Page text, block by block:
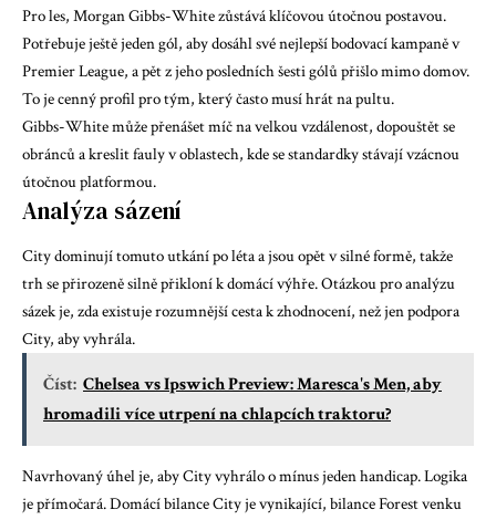
Pro les, Morgan Gibbs-Whitezůstává klíčovou útočnou postavou.
Potřebuje ještě jeden gól, aby dosáhl své nejlepší bodovací kampaně v
Premier League, a pět z jeho posledních šesti gólů přišlo mimo domov.
To je cenný profil pro tým, který často musí hrát na pultu.
Gibbs-White může přenášet míč na velkou vzdálenost, dopouštět se
obránců a kreslit fauly v oblastech, kde se standardky stávají vzácnou
útočnou platformou.
Analýza sázení
City dominují tomuto utkání po léta a jsou opět v silné formě, takže
trh se přirozeně silně přikloní k domácí výhře. Otázkou pro analýzu
sázek je, zda existuje rozumnější cesta k zhodnocení, než jen podpora
City, aby vyhrála.
Číst: Chelsea vs Ipswich Preview: Maresca's Men, aby
hromadili více utrpení na chlapcích traktoru?
Navrhovaný úhel je, aby City vyhrálo o mínus jeden handicap. Logika
je přímočará. Domácí bilance City je vynikající, bilance Forest venku